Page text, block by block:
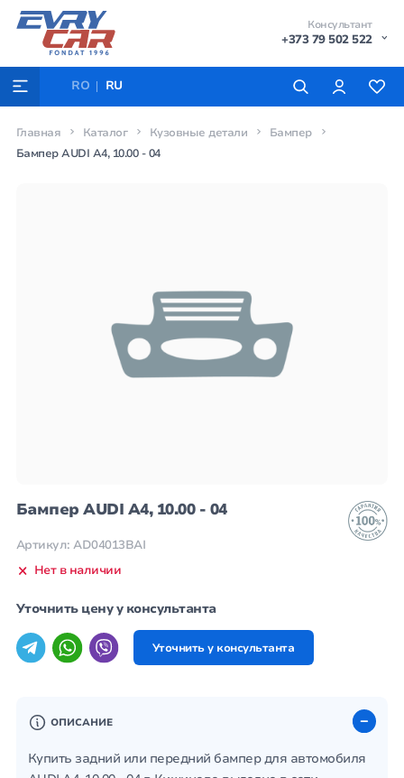
Консультант
+373 79 502 522
RO RU
Главная Каталог Кузовные детали
Бампер
Бампер AUDI A4, 10.00 - 04
Бампер AUDI A4, 10.00 - 04
Артикул: AD04013BAI
Нет в наличии
Уточнить цену у консультанта
Уточнить у консультанта
ОПИСАНИЕ
Купить задний или передний бампер для автомобиля